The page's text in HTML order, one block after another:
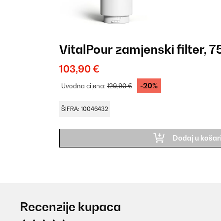
VitalPour zamjenski filter,
103,90 €
Uvodna cijena:129,90 € -20%
ŠIFRA: 10046432
Dodaj u
Recenzije kupaca